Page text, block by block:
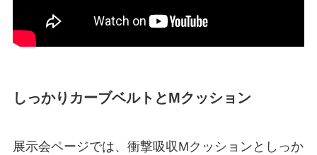
しっかりカーブベルトとMクッション
展示会ページでは、衝撃吸収Mクッションとしっか